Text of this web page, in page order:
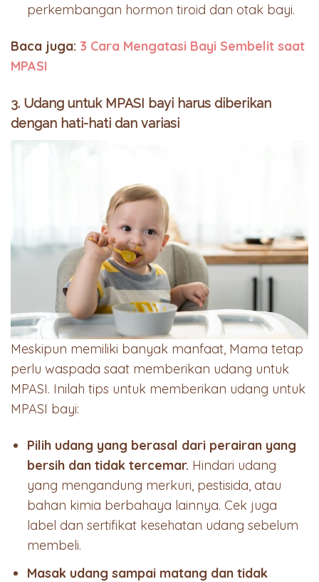
perkembangan hormon tiroid dan otak bayi.
Baca juga: 3 Cara Mengatasi Bayi Sembelit saat
MPASI
3. Udang untuk MPASI bayi harus diberikan
dengan hati-hati dan variasi
Meskipun memiliki banyak manfaat, Mama tetap
perlu waspada saat memberikan udang untuk
MPASI. Inilah tips untuk memberikan udang untuk
MPASI bayi:
Pilih udang yang berasal dari perairan yang
bersih dan tidak tercemar. Hindari udang
yang mengandung merkuri, pestisida, atau
bahan kimia berbahaya lainnya. Cek juga
label dan sertifikat kesehatan udang sebelum
membeli.
Masak udang sampai matang dan tidak